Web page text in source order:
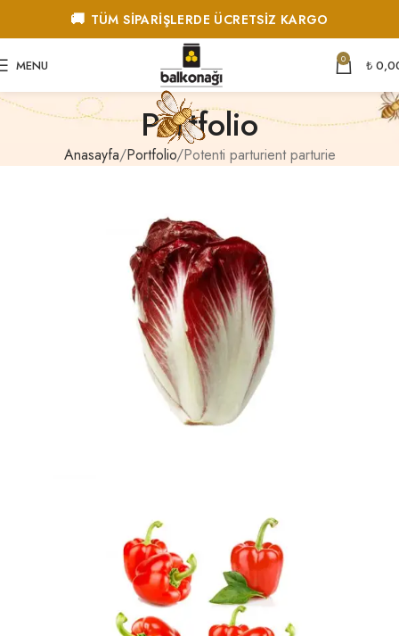
🚚 TÜM SİPARİŞLERDE ÜCRETSİZ KARGO
MENU 0 ₺
Portfolio
Anasayfa Portfolio Potenti parturient parturie